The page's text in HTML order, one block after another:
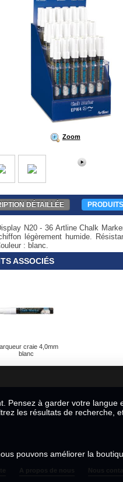
Zoom
DÉTAILLÉE
N20 - 36 Artline Chalk
légèrement humide.
: blanc.
ASSOCIÉS
craie 4,0mm
blanc
Pensez à garder votre
les résultats de recherche,
pouvons améliorer la